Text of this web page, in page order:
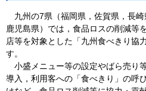
九州の7県（福岡県，佐賀県，長
鹿児島県）では，食品ロスの削減等
店等を対象とした「九州食べきり協
す。
小盛メニュー等の設定やばら売り
導入，利用客への「食べきり」の呼